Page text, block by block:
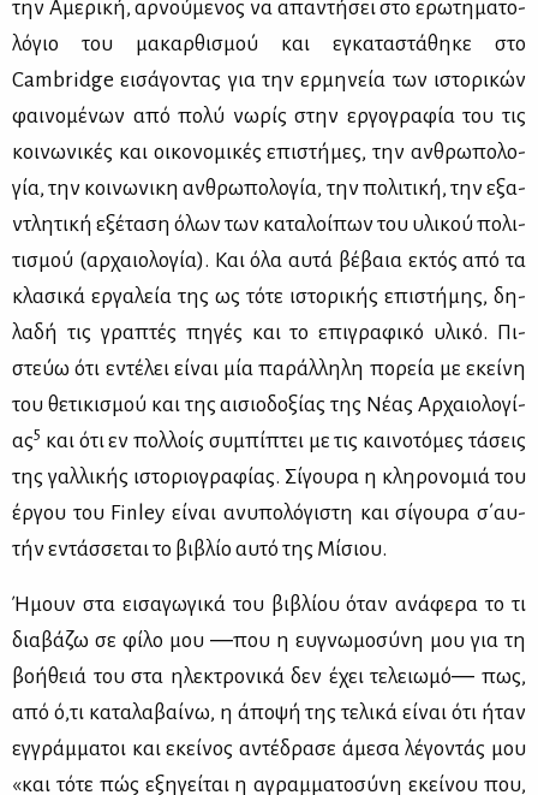
την Αμε­ρι­κή, αρ­νού­με­νος να απα­ντή­σει στο ερω­τη­μα­το­
λό­γιο του μα­καρ­θι­σμού και εγκα­τα­στά­θη­κε στο
Cambridge ει­σά­γο­ντας για την ερ­μη­νεία των ιστο­ρι­κών
φαι­νο­μέ­νων από πο­λύ νω­ρίς στην ερ­γο­γρα­φία του τις
κοι­νω­νι­κές και οι­κο­νο­μι­κές επι­στή­μες, την αν­θρω­πο­λο­
γία, την κοι­νω­νι­κη αν­θρω­πο­λο­γία, την πο­λι­τι­κή, την εξα­
ντλη­τι­κή εξέ­τα­ση όλων των κα­τα­λοί­πων του υλι­κού πο­λι­
τι­σμού (αρ­χαιο­λο­γία). Και όλα αυ­τά βέ­βαια εκτός από τα
κλα­σι­κά ερ­γα­λεία της ως τό­τε ιστο­ρι­κής επι­στή­μης, δη­
λα­δή τις γρα­πτές πη­γές και το επι­γρα­φι­κό υλι­κό. Πι­
στεύω ότι εντέ­λει εί­ναι μία πα­ράλ­λη­λη πο­ρεία με εκεί­νη
του θε­τι­κι­σμού και της αι­σιο­δο­ξί­ας της Νέ­ας Αρ­χαιο­λο­γί­
ας5 και ότι εν πολ­λοίς συ­μπί­πτει με τις και­νο­τό­μες τά­σεις
της γαλ­λι­κής ιστο­ριο­γρα­φί­ας. Σί­γου­ρα η κλη­ρο­νο­μιά του
έρ­γου του Finley εί­ναι ανυ­πο­λό­γι­στη και σί­γου­ρα σ΄αυ­
τήν εντάσ­σε­ται το βι­βλίο αυ­τό της Μί­σιου.
Ήμουν στα ει­σα­γω­γι­κά του βι­βλί­ου όταν ανά­φε­ρα το τι
δια­βά­ζω σε φί­λο μου ―που η ευ­γνω­μο­σύ­νη μου για τη
βο­ή­θειά του στα ηλε­κτρο­νι­κά δεν έχει τε­λειω­μό― πως,
από ό,τι κα­τα­λα­βαί­νω, η άπο­ψή της τε­λι­κά εί­ναι ότι ήταν
εγ­γράμ­μα­τοι και εκεί­νος αντέ­δρα­σε άμε­σα λέ­γο­ντάς μου
«και τό­τε πώς εξη­γεί­ται η αγραμ­μα­το­σύ­νη εκεί­νου που,